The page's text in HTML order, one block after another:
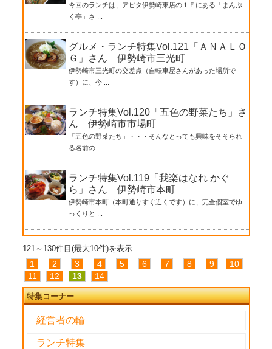
今回のランチは、アピタ伊勢崎東店の１Ｆにある「まんぷ
く亭」さ ...
グルメ・ランチ特集Vol.121「ＡＮＡＬＯ
Ｇ」さん 伊勢崎市三光町
伊勢崎市三光町の交差点（自転車屋さんがあった場所で
す）に、今 ...
ランチ特集Vol.120「五色の野菜たち」さ
ん 伊勢崎市市場町
「五色の野菜たち」・・・そんなとっても興味をそそられ
る名前の ...
ランチ特集Vol.119「我楽はなれ かぐ
ら」さん 伊勢崎市本町
伊勢崎市本町（本町通りすぐ近くです）に、完全個室でゆ
っくりと ...
121～130件目(最大10件)を表示
1 2 3 4 5 6 7 8 9
10
11
12 13 14
特集コーナー
経営者の輪
ランチ特集